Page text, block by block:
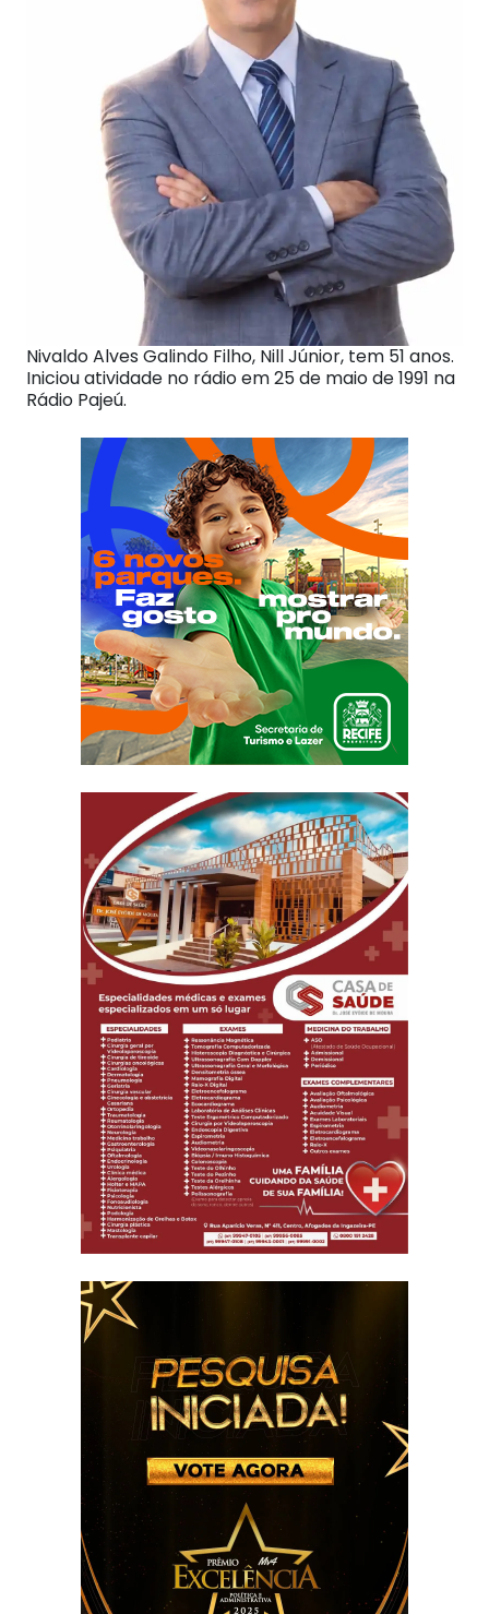
Nivaldo Alves Galindo Filho, Nill Júnior, tem 51 anos.
Iniciou atividade no rádio em 25 de maio de 1991 na
Rádio Pajeú.